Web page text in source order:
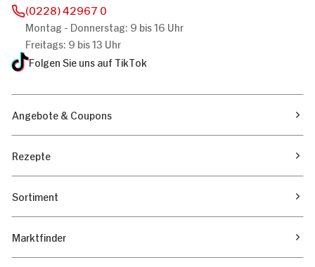
(0228) 42967 0
Montag - Donnerstag: 9 bis 16 Uhr
Freitags: 9 bis 13 Uhr
Folgen Sie uns auf TikTok
Angebote & Coupons
Rezepte
Sortiment
Marktfinder